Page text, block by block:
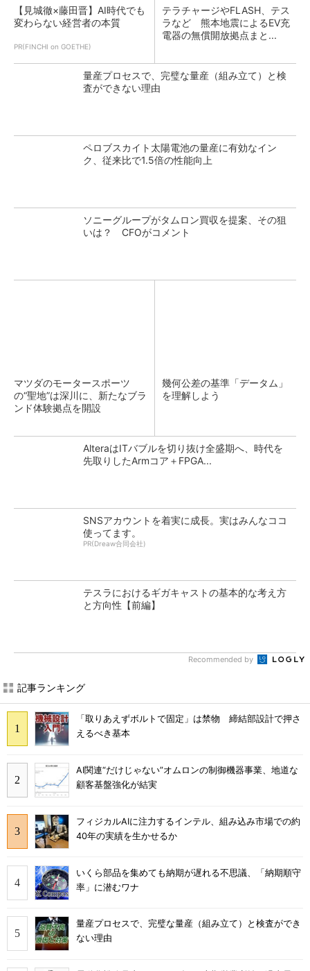
【見城徹×藤田晋】AI時代でも
変わらない経営者の本質
PR(FINCHI on GOETHE)
テラチャージやFLASH、テス
ラなど 熊本地震によるEV充
電器の無償開放拠点まと...
量産プロセスで、完璧な量産（組み立て）と検
査ができない理由
ペロブスカイト太陽電池の量産に有効なイン
ク、従来比で1.5倍の性能向上
ソニーグループがタムロン買収を提案、その狙
いは？ CFOがコメント
マツダのモータースポーツ
の“聖地”は深川に、新たなブラ
ンド体験拠点を開設
幾何公差の基準「データム」
を理解しよう
AlteraはITバブルを切り抜け全盛期へ、時代を
先取りしたArmコア＋FPGA...
SNSアカウントを着実に成長。実はみんなココ
使ってます。
PR(Dreaw合同会社)
テスラにおけるギガキャストの基本的な考え方
と方向性【前編】
Recommended by
記事ランキング
「取りあえずボルトで固定」は禁物 締結部設計で押さ
えるべき基本
AI関連“だけじゃない”オムロンの制御機器事業、地道な
顧客基盤強化が結実
フィジカルAIに注力するインテル、組み込み市場での約
40年の実績を生かせるか
いくら部品を集めても納期が遅れる不思議、「納期順守
率」に潜むワナ
量産プロセスで、完璧な量産（組み立て）と検査ができ
ない理由